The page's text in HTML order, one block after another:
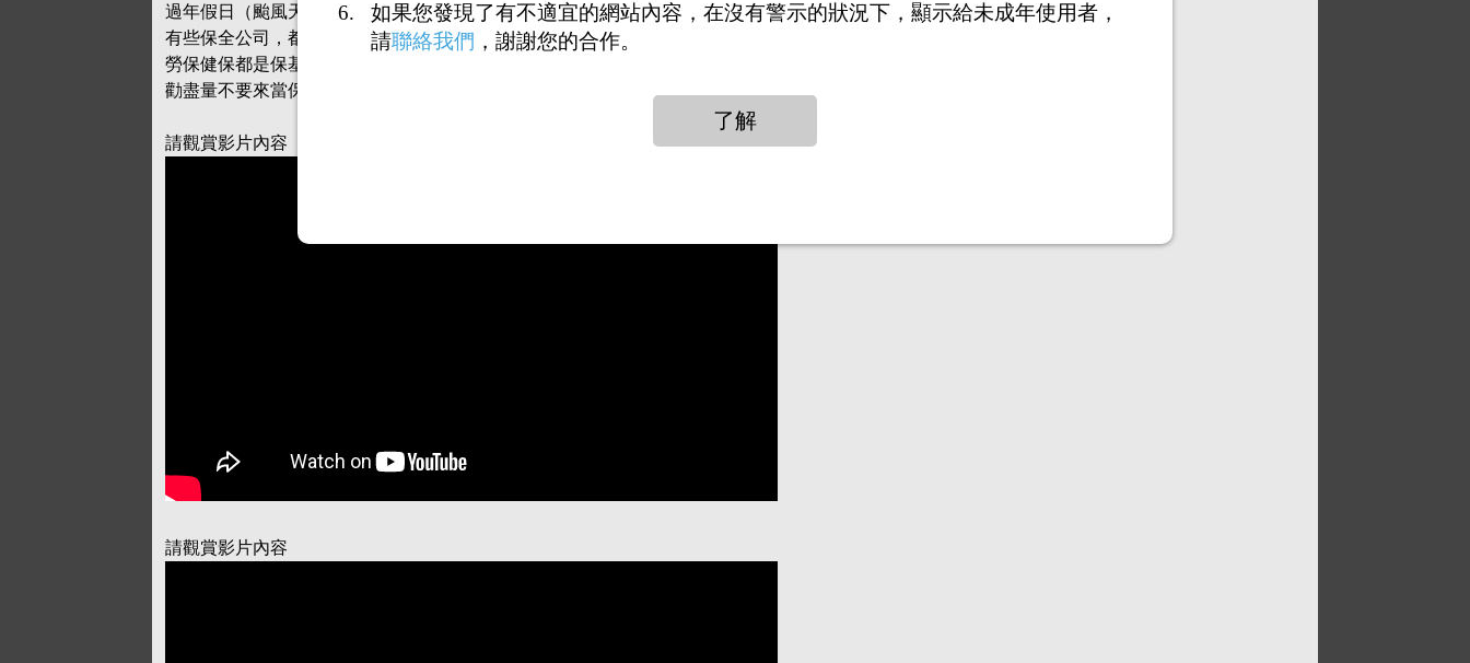
過年假日（颱風天）出勤沒有加班費用
有些保全公司，都沒有年資，也沒有特休
勞保健保都是保基本工資，保全業很黑暗，
勸盡量不要來當保全
請觀賞影片內容
請觀賞影片內容
如果您發現了有不適宜的網站內容，在沒有警示的狀況下，顯示給未成年使用者，
請聯絡我們 ，謝謝您的合作。